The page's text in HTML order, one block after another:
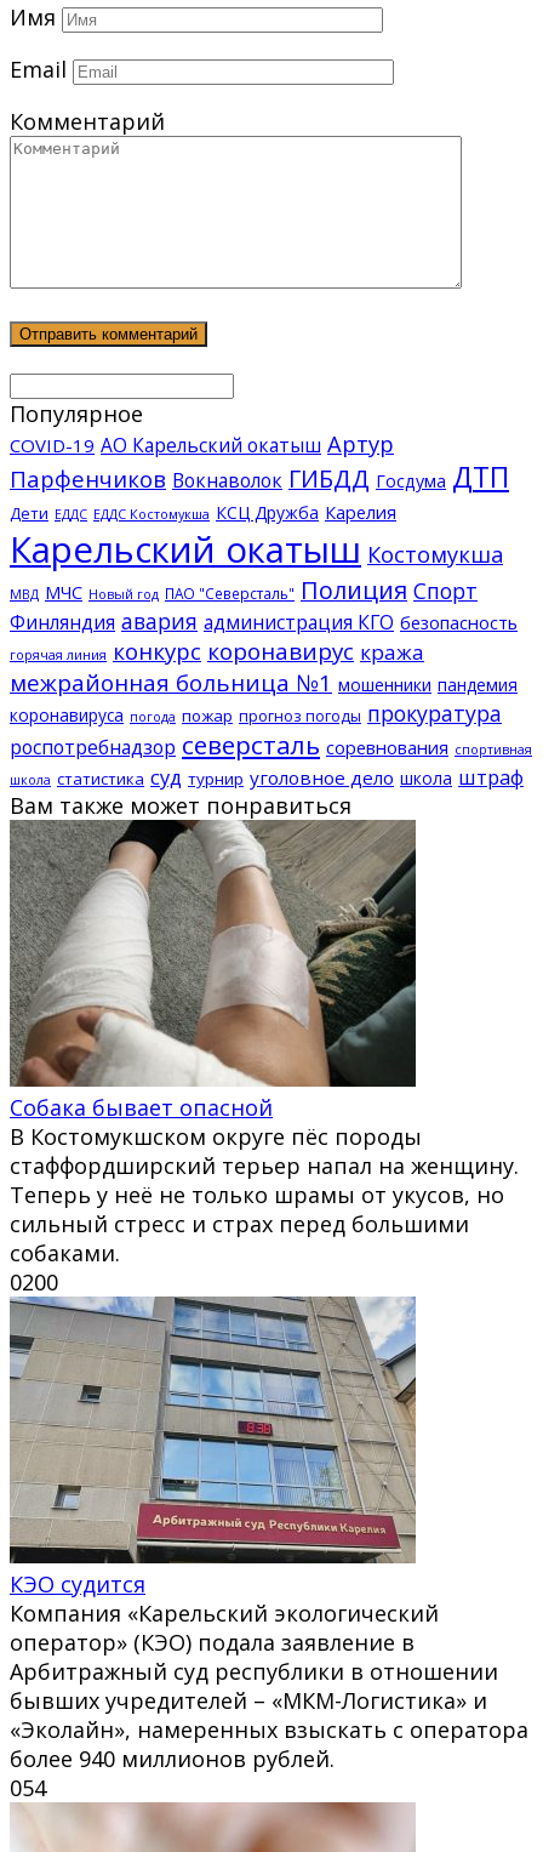
Имя
Email
Комментарий
Популярное
COVID-19 АО Карельский окатыш Артур
Парфенчиков Вокнаволок ГИБДД Госдума ДТП
Дети ЕДДС ЕДДС Костомукша КСЦ Дружба Карелия
Карельский окатыш Костомукша
МВД МЧС Новый год ПАО "Северсталь" Полиция Спорт
Финляндия авария администрация КГО безопасность
горячая линия конкурс коронавирус кража
межрайонная больница №1 мошенники пандемия
коронавируса погода пожар прогноз погоды прокуратура
роспотребнадзор северсталь соревнования спортивная
школа статистика суд турнир уголовное дело школа штраф
Вам также может понравиться
Собака бывает опасной
В Костомукшском округе пёс породы
стаффордширский терьер напал на женщину.
Теперь у неё не только шрамы от укусов, но
сильный стресс и страх перед большими
собаками.
0200
КЭО судится
Компания «Карельский экологический
оператор» (КЭО) подала заявление в
Арбитражный суд республики в отношении
бывших учредителей – «МКМ-Логистика» и
«Эколайн», намеренных взыскать с оператора
более 940 миллионов рублей.
054